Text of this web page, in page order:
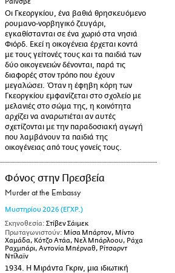
Οι Γκεοργκίου, ένα βαθιά θρησκευόμενο
ρουμανο-νορβηγικό ζευγάρι,
εγκαθίστανται σε ένα χωριό στα νησιά
Φιόρδ. Εκεί η οικογένεια έρχεται κοντά
με τους γείτονές τους και τα παιδιά των
δύο οικογενειών δένονται, παρά τις
διαφορές στον τρόπο που έχουν
μεγαλώσει. Όταν η έφηβη κόρη των
Γκεοργκίου εμφανίζεται στο σχολείο με
μελανιές στο σώμα της, η κοινότητα
αρχίζει να αναρωτιέται αν αυτές
σχετίζονται με την παραδοσιακή αγωγή
που λαμβάνουν τα παιδιά της
οικογένειας από τους γονείς τους.
Φόνος στην Πρεσβεία
Murder at the Embassy
Μυστηρίου 2026 (ΕΓΧΡ.)
Σκηνοθεσία: Στίβεν Σάιμεκ
Πρωταγωνιστούν: Μίσα Μπάρτον, Μίντο
Χαμάδα, Κότζο Ατάα, Νελ Μπάρλοου, Ράχα
Ραχμπάρι, Αντονία Μπέρναθ, Ρίτσαρντ
Ντίλαϊν
1934. Η Μιράντα Γκριν, μια ιδιωτική